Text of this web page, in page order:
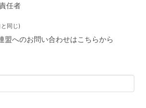
任者
同じ)
盟へのお問い合わせはこちらから